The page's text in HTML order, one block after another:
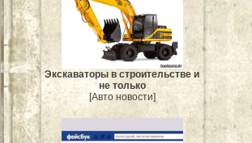
Экскаваторы в строительстве и
не только
[Авто новости]